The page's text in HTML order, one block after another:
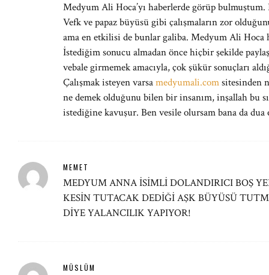
Medyum Ali Hoca’yı haberlerde görüp
Vefk ve papaz büyüsü gibi çalışmaların zor
ama en etkilisi de bunlar galiba. Medyum Ali Hoca
İstediğim sonucu almadan önce hiçbir şekilde
vebale girmemek amacıyla, çok şükür sonuçları
Çalışmak isteyen varsamedyumali.comsitesinden
ne demek olduğunu bilen bir insanım, inşallah bu
istediğine kavuşur. Ben vesile olursam bana da
MEMET
MEDYUM ANNA İSİMLİ DOLANDIRICI BOŞ
KESİN TUTACAK DEDİĞİ AŞK BÜYÜSÜ
DİYE YALANCILIK YAPIYOR!
MÜSLÜM